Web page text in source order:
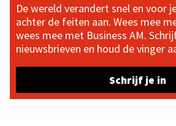
De wereld verandert snel en voor
achter de feiten aan. Wees mee
wees mee met Business AM.
nieuwsbrieven en houd de vinger
Schrijf je in